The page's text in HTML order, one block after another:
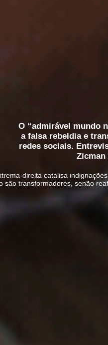
O “admirável mundo
a falsa rebeldia e
redes sociais.
Zicman
direita catalisa
são transformadores, senão